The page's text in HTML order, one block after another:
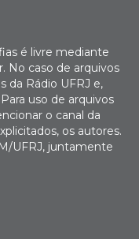
é livre mediante
No caso de arquivos
da Rádio UFRJ e,
uso de arquivos
o canal da
os autores.
UFRJ, juntamente